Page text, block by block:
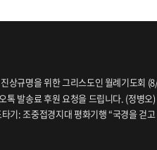
상규명을 위한 그리스도인 월례기도회
톡 발송료 후원 요청을 드립니다. (정병오)
기: 조중접경지대 평화기행 “국경을 걷